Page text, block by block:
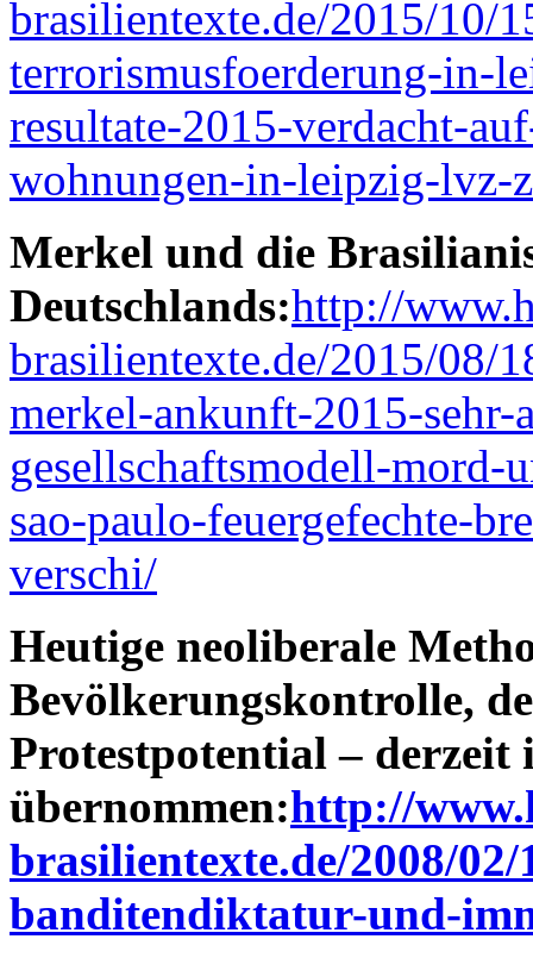
brasilientexte.de/2015/10/
terrorismusfoerderung-in-
resultate-2015-verdacht-
wohnungen-in-leipzig-lvz-
Merkel und die
Deutschlands:http://
brasilientexte.de/2015/08/
merkel-ankunft-2015-sehr-
gesellschaftsmodell-
sao-paulo-feuergefechte-
verschi/
Heutige neoliberale
Bevölkerungskontrolle,
Protestpotential – derzeit
übernommen:http://
brasilientexte.de/2008/
banditendiktatur-und-